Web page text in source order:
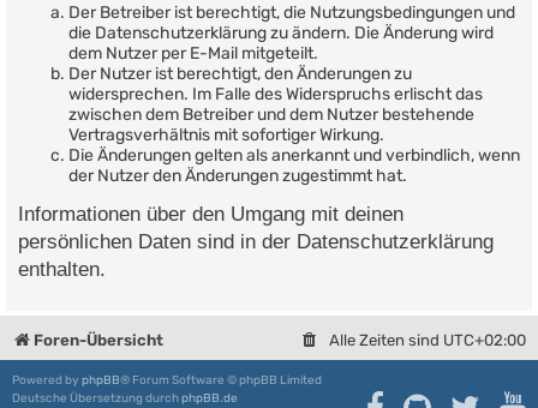
Der Betreiber ist berechtigt, die Nutzungsbedingungen und
die Datenschutzerklärung zu ändern. Die Änderung wird
dem Nutzer per E-Mail mitgeteilt.
Der Nutzer ist berechtigt, den Änderungen zu
widersprechen. Im Falle des Widerspruchs erlischt das
zwischen dem Betreiber und dem Nutzer bestehende
Vertragsverhältnis mit sofortiger Wirkung.
Die Änderungen gelten als anerkannt und verbindlich, wenn
der Nutzer den Änderungen zugestimmt hat.
Informationen über den Umgang mit deinen
persönlichen Daten sind in der Datenschutzerklärung
enthalten.
Foren-Übersicht Alle Zeiten sind UTC+02:00
Powered by phpBB® Forum Software © phpBB Limited
Deutsche Übersetzung durchphpBB.de